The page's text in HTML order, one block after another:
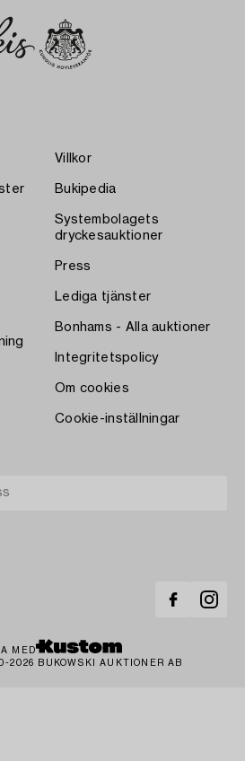
Villkor
Bukipedia
Systembolagets
dryckesauktioner
Press
Lediga tjänster
Bonhams - Alla auktioner
Integritetspolicy
Om cookies
Cookie-inställningar
MED
2026 BUKOWSKI AUKTIONER AB